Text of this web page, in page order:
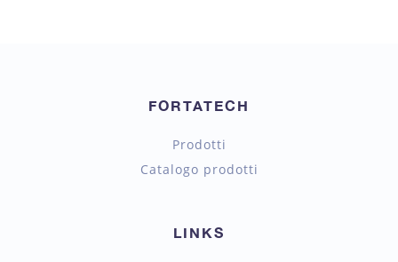
FORTATECH
Prodotti
Catalogo prodotti
LINKS